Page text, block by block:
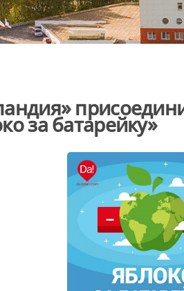
за батарейку»